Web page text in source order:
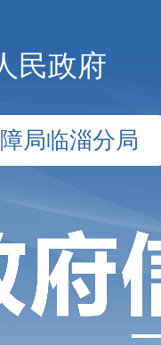
民政府
局临淄分局